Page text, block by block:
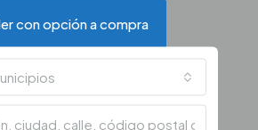
con opción a compra